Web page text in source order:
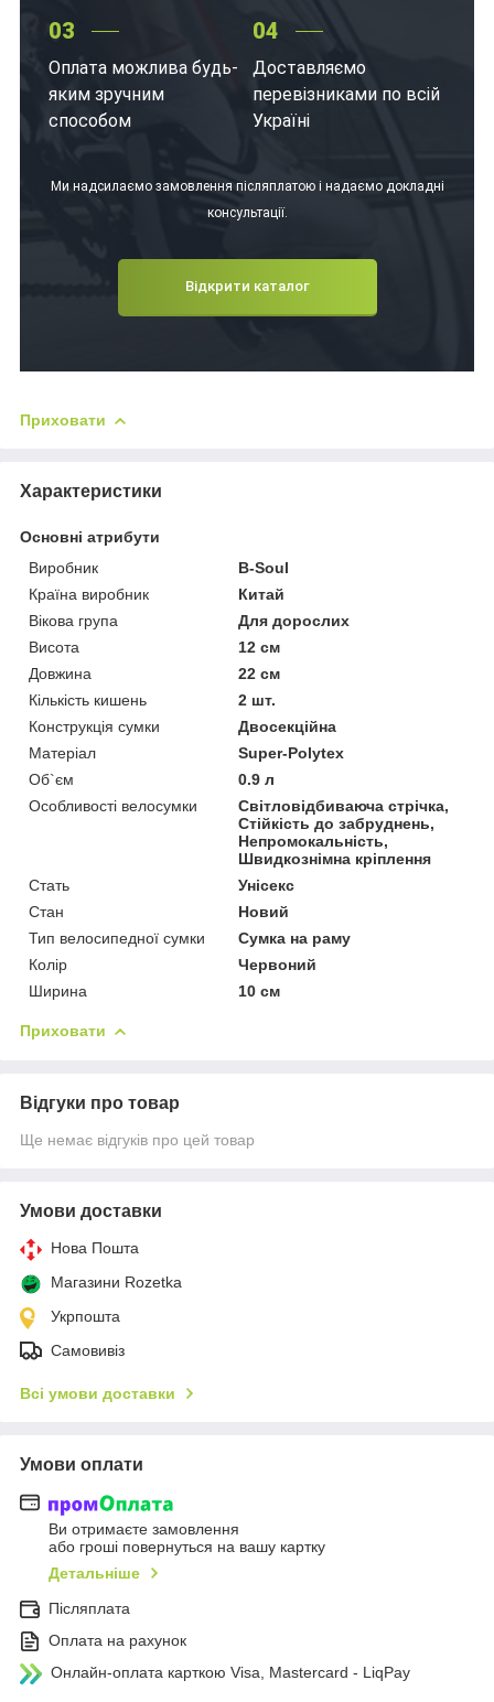
03
Оплата можлива будь-
яким зручним
способом
04
Доставляємо
перевізниками по всій
Україні
Ми надсилаємо замовлення післяплатою і надаємо докладні
консультації.
Відкрити каталог
Приховати
Характеристики
Основні атрибути
Виробник
B-Soul
Країна виробник
Китай
Вікова група
Для дорослих
Висота
12 см
Довжина
22 см
Кількість кишень
2 шт.
Конструкція сумки
Двосекційна
Матеріал
Super-Polytex
Об`єм
0.9 л
Особливості велосумки
Світловідбиваюча стрічка,
Стійкість до забруднень,
Непромокальність,
Швидкознімна кріплення
Стать
Унісекс
Стан
Новий
Тип велосипедної сумки
Сумка на раму
Колір
Червоний
Ширина
10 см
Приховати
Відгуки про товар
Ще немає відгуків про цей товар
Умови доставки
Нова Пошта
Магазини Rozetka
Укрпошта
Самовивіз
Всі умови доставки
Умови оплати
Ви отримаєте замовлення
або гроші повернуться на вашу картку
Детальніше
Післяплата
Оплата на рахунок
Онлайн-оплата карткою Visa, Mastercard - LiqPay